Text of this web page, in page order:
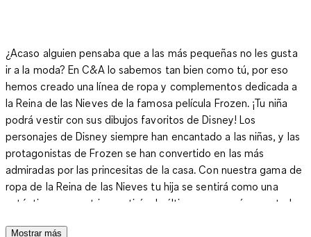
¿Acaso alguien pensaba que a las más pequeñas no les gusta
ir a la moda? En C&A lo sabemos tan bien como tú, por eso
hemos creado una línea de ropa y complementos dedicada a
la Reina de las Nieves de la famosa película Frozen. ¡Tu niña
podrá vestir con sus dibujos favoritos de Disney! Los
personajes de Disney siempre han encantado a las niñas, y las
protagonistas de Frozen se han convertido en las más
admiradas por las princesitas de la casa. Con nuestra gama de
ropa de la Reina de las Nieves tu hija se sentirá como una
auténtica emperatriz, vestirá a la última y paseará encantada
Mostrar más